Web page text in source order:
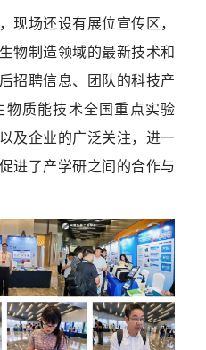
现场还设有展位宣传区，
物制造领域的最新技术和
招聘信息、团队的科技产
物质能技术全国重点实验
及企业的广泛关注，进一
进了产学研之间的合作与